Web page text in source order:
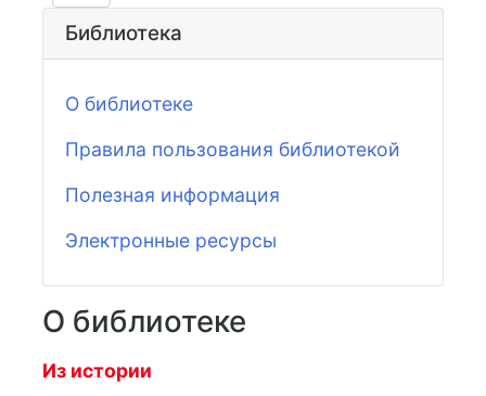
О библиотеке
Из истории
Библиотека
О библиотеке
Правила пользования библиотекой
Полезная информация
Электронные ресурсы